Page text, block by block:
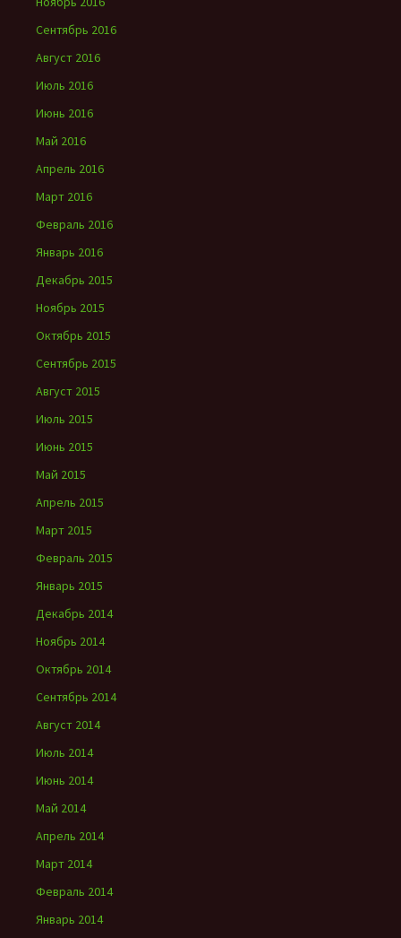
Сентябрь 2016
Август 2016
Июль 2016
Июнь 2016
Май 2016
Апрель 2016
Март 2016
Февраль 2016
Январь 2016
Декабрь 2015
Ноябрь 2015
Октябрь 2015
Сентябрь 2015
Август 2015
Июль 2015
Июнь 2015
Май 2015
Апрель 2015
Март 2015
Февраль 2015
Январь 2015
Декабрь 2014
Ноябрь 2014
Октябрь 2014
Сентябрь 2014
Август 2014
Июль 2014
Июнь 2014
Май 2014
Апрель 2014
Март 2014
Февраль 2014
Январь 2014